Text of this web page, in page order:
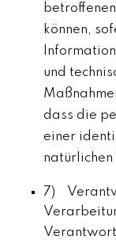
können,
und
dass die
einer
7)